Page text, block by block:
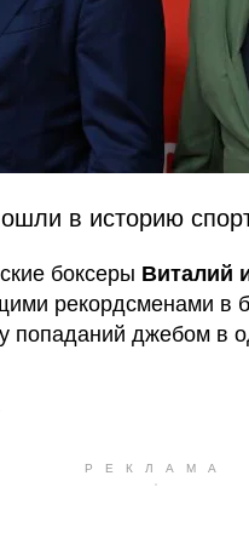
в историю
боксеры Виталий
рекордсменами в
попаданий джебом в